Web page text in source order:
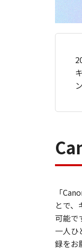
「
とで
可能で
一人ひ
録をお